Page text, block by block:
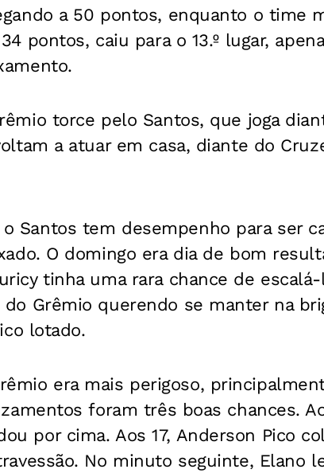
a 50 pontos, enquanto o time
pontos, caiu para o 13.º lugar,
torce pelo Santos, que joga
a atuar em casa, diante do
o Santos tem desempenho para ser
O domingo era dia de bom
tinha uma rara chance de
Grêmio querendo se manter na
lotado.
era mais perigoso,
foram três boas chances.
por cima. Aos 17, Anderson Pico
No minuto seguinte, Elano